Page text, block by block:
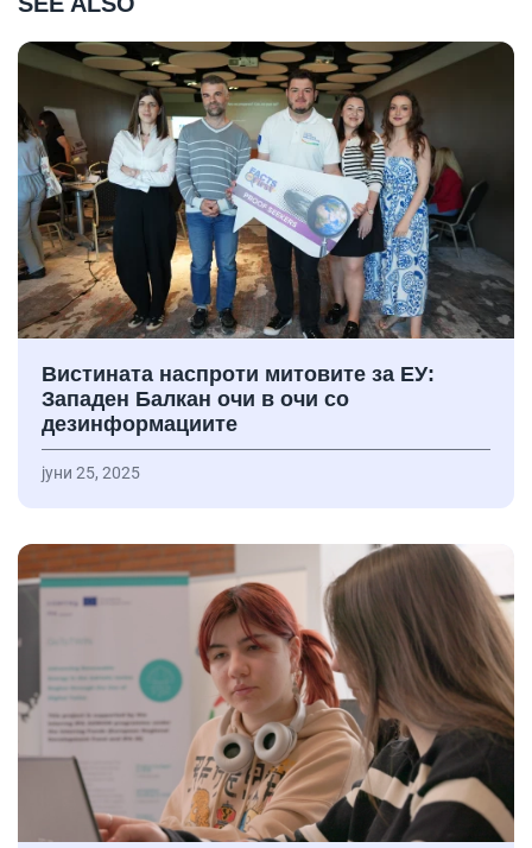
Вистината наспроти митовите за ЕУ:
Западен Балкан очи в очи со
дезинформациите
јуни 25, 2025